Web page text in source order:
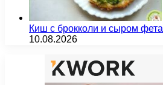
Киш с брокколи и сыром фета
10.08.2026